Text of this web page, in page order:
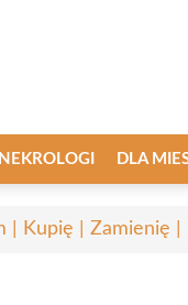
NEKROLOGI DLA
| Kupię | Zamienię |